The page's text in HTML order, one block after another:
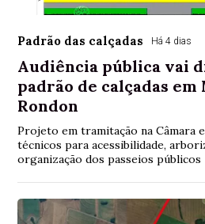
Padrão das calçadas Há 4 dias
Audiência pública vai
padrão de calçadas em
Rondon
Projeto em tramitação na Câmara
técnicos para acessibilidade,
organização dos passeios públicos